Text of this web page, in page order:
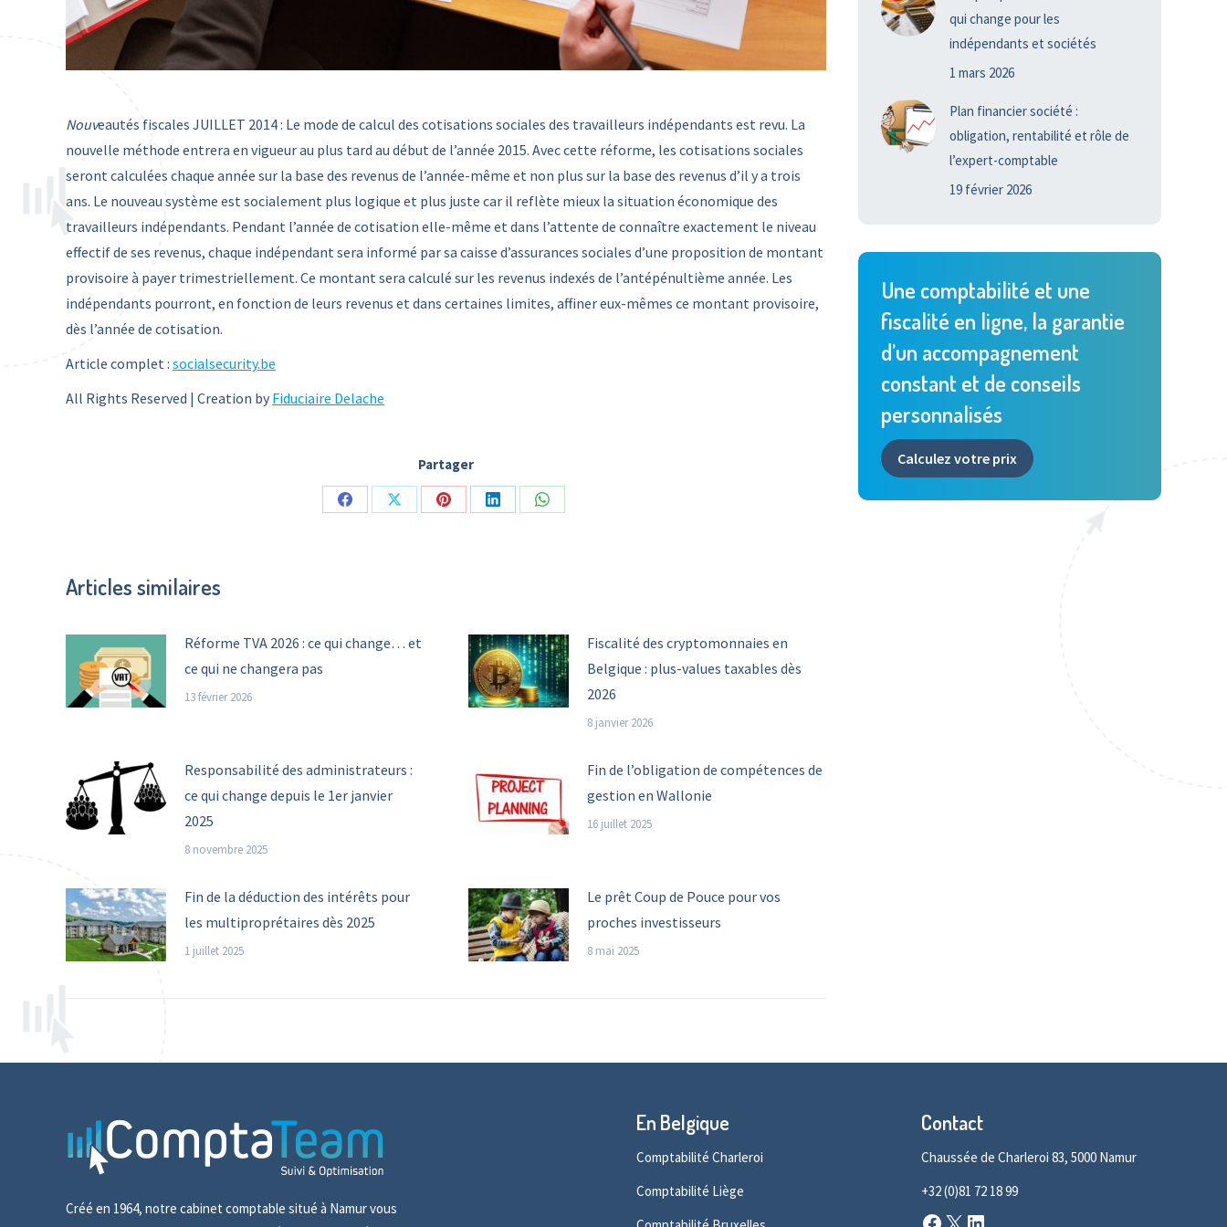
Nouveautés fiscales JUILLET 2014 : Le mode de calcul des cotisations sociales des travailleurs indépendants est revu. La
nouvelle méthode entrera en vigueur au plus tard au début de l’année 2015. Avec cette réforme, les cotisations sociales
seront calculées chaque année sur la base des revenus de l’année-même et non plus sur la base des revenus d’il y a trois
ans. Le nouveau système est socialement plus logique et plus juste car il reflète mieux la situation économique des
travailleurs indépendants. Pendant l’année de cotisation elle-même et dans l’attente de connaître exactement le niveau
effectif de ses revenus, chaque indépendant sera informé par sa caisse d’assurances sociales d’une proposition de montant
provisoire à payer trimestriellement. Ce montant sera calculé sur les revenus indexés de l’antépénultième année. Les
indépendants pourront, en fonction de leurs revenus et dans certaines limites, affiner eux-mêmes ce montant provisoire,
dès l’année de cotisation.
Article complet : socialsecurity.be
All Rights Reserved | Creation by Fiduciaire Delache
Partager
Share
Share
Share
Share
Share
Articles similaires
Réforme TVA 2026 : ce qui change… et
ce qui ne changera pas
13 février 2026
Fiscalité des cryptomonnaies en
Belgique : plus-values taxables dès
2026
8 janvier 2026
Responsabilité des administrateurs :
ce qui change depuis le 1er janvier
2025
8 novembre 2025
Fin de l’obligation de compétences de
gestion en Wallonie
16 juillet 2025
Fin de la déduction des intérêts pour
les multiproprétaires dès 2025
1 juillet 2025
Le prêt Coup de Pouce pour vos
proches investisseurs
8 mai 2025
qui change pour les
indépendants et sociétés
1 mars 2026
Plan financier société :
obligation, rentabilité et rôle de
l’expert-comptable
19 février 2026
Une comptabilité et une
fiscalité en ligne, la garantie
d’un accompagnement
constant et de conseils
personnalisés
Calculez votre prix
Créé en 1964, notre cabinet comptable situé à Namur vous
En Belgique
Comptabilité Charleroi
Comptabilité Liège
Contact
Chaussée de Charleroi 83, 5000 Namur
+32 (0)81 72 18 99